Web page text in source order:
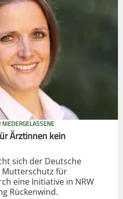
Ärztinnen kein
sich der Deutsche
für
eine Initiative in NRW
Rückenwind.